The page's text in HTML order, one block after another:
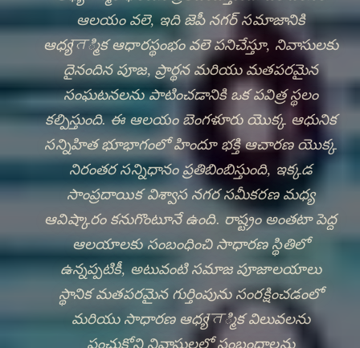
🔍
DISCOVER HERITAGE